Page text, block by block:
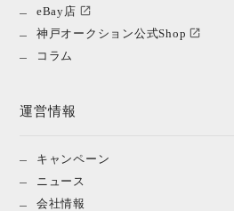
eBay店
神戸オークション公式Shop
コラム
運営情報
キャンペーン
ニュース
会社情報